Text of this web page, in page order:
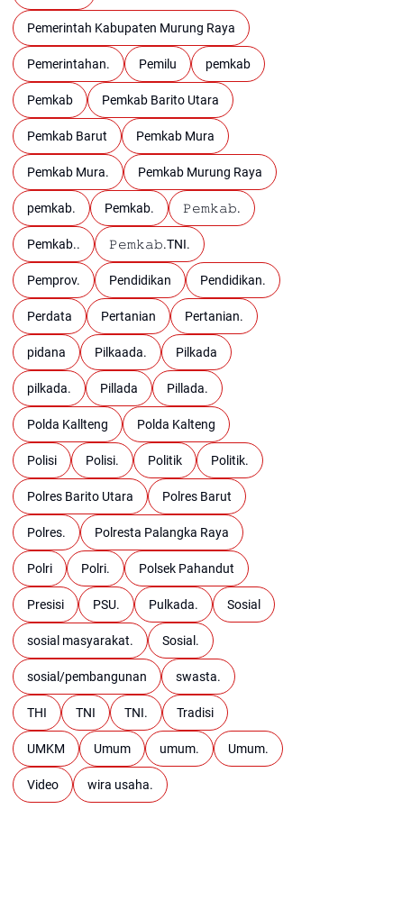
Pemerintah Kabupaten Murung Raya
Pemerintahan. Pemilu pemkab
Pemkab Pemkab Barito Utara
Pemkab Barut Pemkab Mura
Pemkab Mura. Pemkab Murung Raya
pemkab. Pemkab. 𝙿𝚎𝚖𝚔𝚊𝚋.
Pemkab.. 𝙿𝚎𝚖𝚔𝚊𝚋.TNI.
Pemprov. Pendidikan Pendidikan.
Perdata Pertanian Pertanian.
pidana Pilkaada. Pilkada
pilkada. Pillada Pillada.
Polda Kallteng Polda Kalteng
Polisi Polisi. Politik Politik.
Polres Barito Utara Polres Barut
Polres. Polresta Palangka Raya
Polri Polri. Polsek Pahandut
Presisi PSU. Pulkada. Sosial
sosial masyarakat. Sosial.
sosial/pembangunan swasta.
THI TNI TNI. Tradisi
UMKM Umum umum. Umum.
Video wira usaha.